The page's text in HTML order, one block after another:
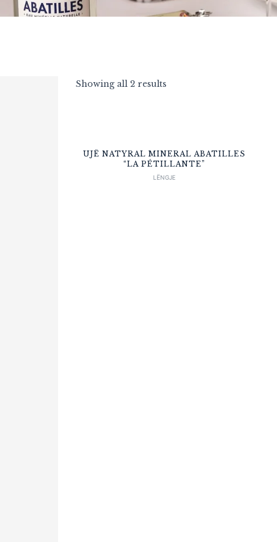
Showing all 2 results
UJË NATYRAL MINERAL ABATILLES
“LA PÉTILLANTE”
LËNGJE